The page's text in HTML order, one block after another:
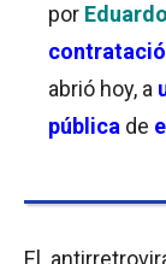
por
abrió hoy, a
pública de
El